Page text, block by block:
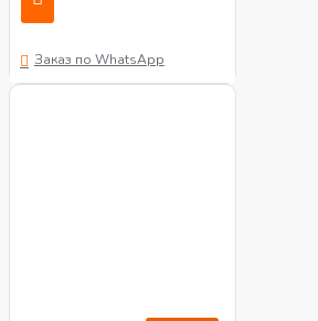
Заказ по WhatsApp